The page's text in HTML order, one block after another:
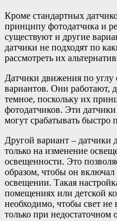
Кроме стандартных
принципу фотодатчика и
существуют и другие
датчики не подходят по
рассмотреть их
Датчики движения по углу
вариантов. Они работают,
темное, поскольку их
фотодатчиков. Эти
могут срабатывать быстро
Другой вариант – датчики
только на изменение
освещенности. Это
образом, чтобы он включал
освещении. Такая
помещениях или детской
необходимо, чтобы свет не
только при недостаточном